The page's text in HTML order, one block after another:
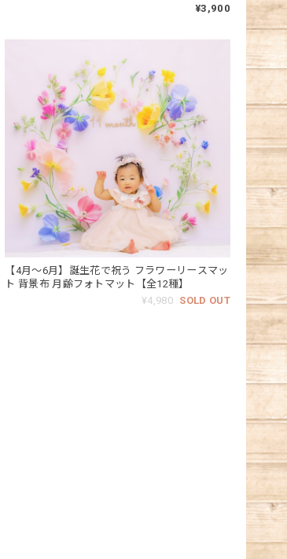
¥3,900
【4月～6月】誕生花で祝う フラワーリースマッ
ト 背景布 月齢フォトマット【全12種】
¥4,980 SOLD OUT